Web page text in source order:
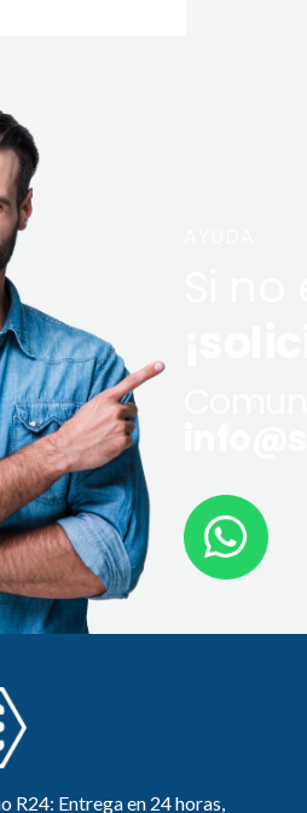
R24: Entrega en 24 horas,